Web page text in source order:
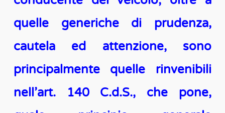
quelle generiche di prudenza,
cautela ed attenzione, sono
principalmente quelle rinvenibili
nell’art. 140 C.d.S., che pone,